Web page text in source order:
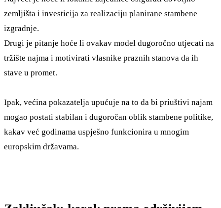
zemljišta i investicija za realizaciju planirane stambene
izgradnje.
Drugi je pitanje hoće li ovakav model dugoročno utjecati na
tržište najma i motivirati vlasnike praznih stanova da ih
stave u promet.
Ipak, većina pokazatelja upućuje na to da bi priuštivi najam
mogao postati stabilan i dugoročan oblik stambene politike,
kakav već godinama uspješno funkcionira u mnogim
europskim državama.